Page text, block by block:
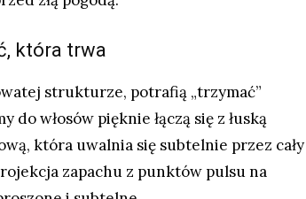
która trwa
strukturze, potrafią „trzymać”
do włosów pięknie łączą się z łuską
która uwalnia się subtelnie przez cały
zapachu z punktów pulsu na